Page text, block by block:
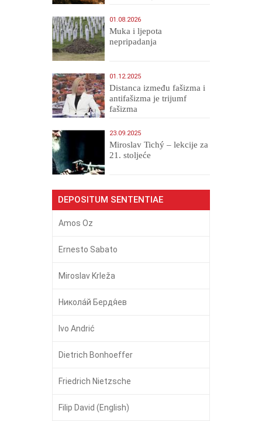
01.08.2026
Muka i ljepota
nepripadanja
01.12.2025
Distanca između fašizma i
antifašizma je trijumf
fašizma
23.09.2025
Miroslav Tichý – lekcije za
21. stoljeće
DEPOSITUM SENTENTIAE
Amos Oz
Ernesto Sabato
Miroslav Krleža
Никола́й Бердя́ев
Ivo Andrić
Dietrich Bonhoeffer
Friedrich Nietzsche
Filip David (English)